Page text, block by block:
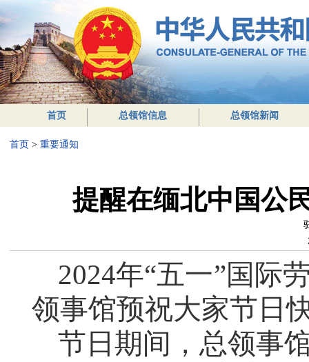
首页 总领馆信息 总领馆新闻
首页 > 重要通知
提醒在缅北中国公
2024年“五一”国际
领事馆预祝大家节日
节日期间，总领事